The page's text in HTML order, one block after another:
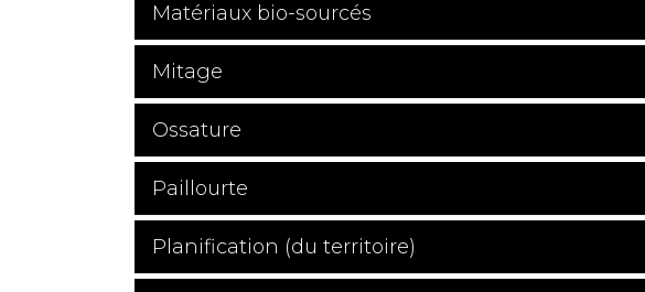
Matériaux bio-sourcés
Mitage
Ossature
Paillourte
Planification (du territoire)